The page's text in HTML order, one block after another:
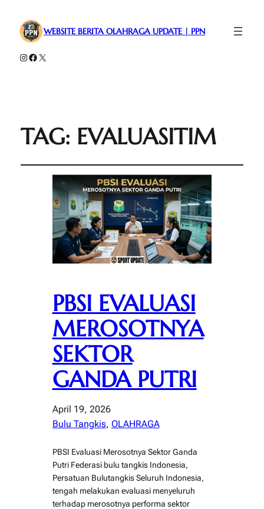
WEBSITE BERITA OLAHRAGA UPDATE | PPN
Instagram
Facebook
X
TAG: EVALUASITIM
PBSI EVALUASI
MEROSOTNYA
SEKTOR
GANDA PUTRI
April 19, 2026
Bulu Tangkis, OLAHRAGA
PBSI Evaluasi Merosotnya Sektor Ganda
Putri Federasi bulu tangkis Indonesia,
Persatuan Bulutangkis Seluruh Indonesia,
tengah melakukan evaluasi menyeluruh
terhadap merosotnya performa sektor